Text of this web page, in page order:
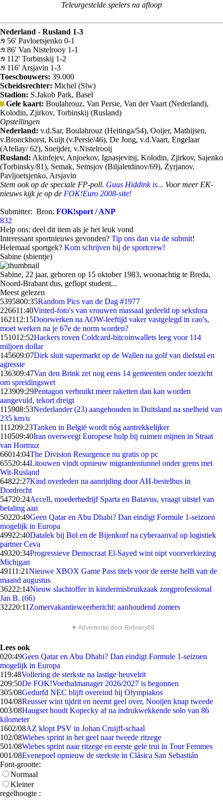
Teleurgestelde spelers na afloop
Nederland - Rusland 1-3
56' Pavloetsjenko 0-1
86' Van Nistelrooy 1-1
112' Torbinskij 1-2
116' Arsjavin 1-3
Toeschouwers: 39.000
Scheidsrechter: Michel (Slw)
Stadion: S.Jakob Park, Basel
Gele kaart: Boulahrouz, Van Persie, Van der Vaart (Nederland),
Kolodin, Zjirkov, Torbinskij (Rusland)
Opstellingen
Nederland: v.d.Sar, Boulahrouz (Heitinga/54), Ooijer, Mathijsen,
v.Bronckhorst, Kuijt (v.Persie/46), De Jong, v.d.Vaart, Engelaar
(Afellay/ 62), Sneijder, v.Nistelrooij
Rusland: Akinfejev, Anjoekov, Ignasjevitsj, Kolodin, Zjirkov, Sajenko
(Torbinsky/81), Semak, Semsjov (Biljaletdinov/69), Zyrjanov,
Pavljoetsjenko, Arsjavin
Stem ook op de speciale FP-poll. Guus Hiddink is... Voor meer EK-
nieuws kijk je op de FOK!Euro 2008-site!
Submitter: Bron: FOK!sport / ANP
832
Help ons; deel dit item als je het leuk vond
Interessant sportnieuws gevonden? Tip ons dan via de submit!
Helemaal sportgek? Kom schrijven bij de sportcrew!
Sabine (sbientje)
Sabine, 22 jaar, geboren op 15 oktober 1983, woonachtig te Breda,
Noord-Brabant dus, geflopt student...
Meest gelezen
5395800:35Random Pics van de Dag #1977
226611:40Vinted-foto's van vrouwen massaal gedeeld op seksfora
162112:15Doorwerken na AOW-leeftijd vaker vastgelegd in cao's,
moet werken na je 67e de norm worden?
151012:52Hackers roven Coldcard-bitcoinwallets leeg voor 114
miljoen dollar
145609:07Dirk sluit supermarkt op de Wallen na golf van diefstal en
agressie
136309:47Van den Brink zet nog eens 14 gemeenten onder toezicht
om spreidingswet
123909:29Pentagon verbruikt meer raketten dan kan worden
aangevuld, tekort dreigt
115908:53Nederlander (23) aangehouden in Duitsland na snelheid van
235 km/u
111209:23Tanken in België wordt nóg aantrekkelijker
110509:40Iran overweegt Europese hulp bij ruimen mijnen in Straat
van Hormuz
66014:04The Division Resurgence nu gratis op pc
65520:44Litouwen vindt opnieuw migrantentunnel onder grens met
Wit-Rusland
64822:27Kind overleden na aanrijding door AH-bestelbus in
Dordrecht
54720:24Accell, moederbedrijf Sparta en Batavus, vraagt uitstel van
betaling aan
50220:49Geen Qatar en Abu Dhabi? Dan eindigt Formule 1-seizoen
mogelijk in Europa
49922:40Datalek bij Bol en de Bijenkorf na cyberaanval op logistiek
partner Ceva
49320:34Progressieve Democraat El-Sayed wint nipt voorverkiezing
Michigan
49111:21Nieuwe XBOX Game Pass titels voor de eerste helft van de
maand augustus
36222:14Nieuw slachtoffer in kindermisbruikzaak zorgprofessional
Jan B. (66)
32220:11 Zomervakantieweerbericht: aanhoudend zomers
▼ Advertentie door Refinery89
Lees ook
020:49Geen Qatar en Abu Dhabi? Dan eindigt Formule 1-seizoen
mogelijk in Europa
119:48Vollering de sterkste na lastige heuvelrit
209:50De FOK!Voetbalmanager 2026/2027 is begonnen
305/08Gedurfd NEC blijft overeind bij Olympiakos
104/08Reusser wint tijdrit en neemt geel over, Nooijen knap tweede
003/08Haugset houdt Kopecky af na indrukwekkende solo van 86
kilometer
1602/08AZ klopt PSV in Johan Cruijff-schaal
102/08Wiebes sprint in het geel naar tweede ritzege
501/08Wiebes sprint naar ritzege en eerste gele trui in Tour Femmes
001/08Evenepoel opnieuw de sterkste in Clásica San Sebastián
Font-grootte:
Normaal
Kleiner
regelhoogte :